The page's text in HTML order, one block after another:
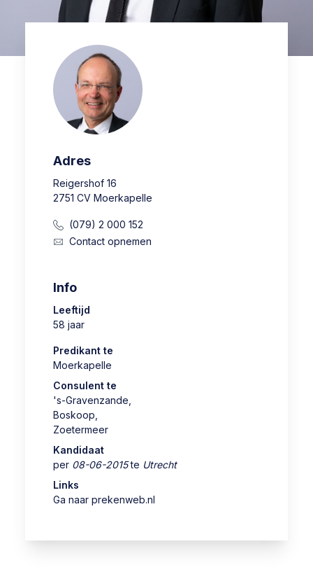
Adres
Reigershof 16
2751 CV Moerkapelle
(079) 2 000 152
Contact opnemen
Info
Leeftijd
58 jaar
Predikant te
Moerkapelle
Consulent te
's-Gravenzande
Boskoop
Zoetermeer
Kandidaat
per 08-06-2015te Utrecht
Links
Ga naar prekenweb.nl